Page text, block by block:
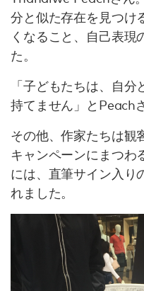
分と似た存在を見つけ
くなること、自己表現
た。
「子どもたちは、自
持てません」とPeach
その他、作家たちは観
キャンペーンにまつわ
には、直筆サイン入り
れました。